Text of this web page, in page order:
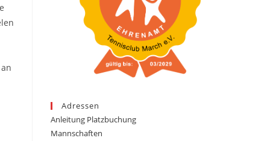
Adressen
Anleitung Platzbuchung
Mannschaften